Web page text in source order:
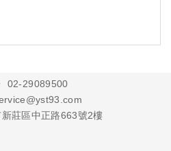
02-29089500
新莊區中正路663號2樓